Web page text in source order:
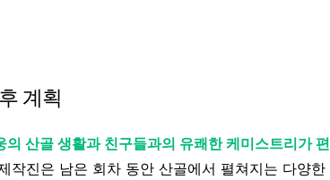
계획
산골 생활과 친구들과의 유쾌한 케미스트리가 편
작진은 남은 회차 동안 산골에서 펼쳐지는 다양한